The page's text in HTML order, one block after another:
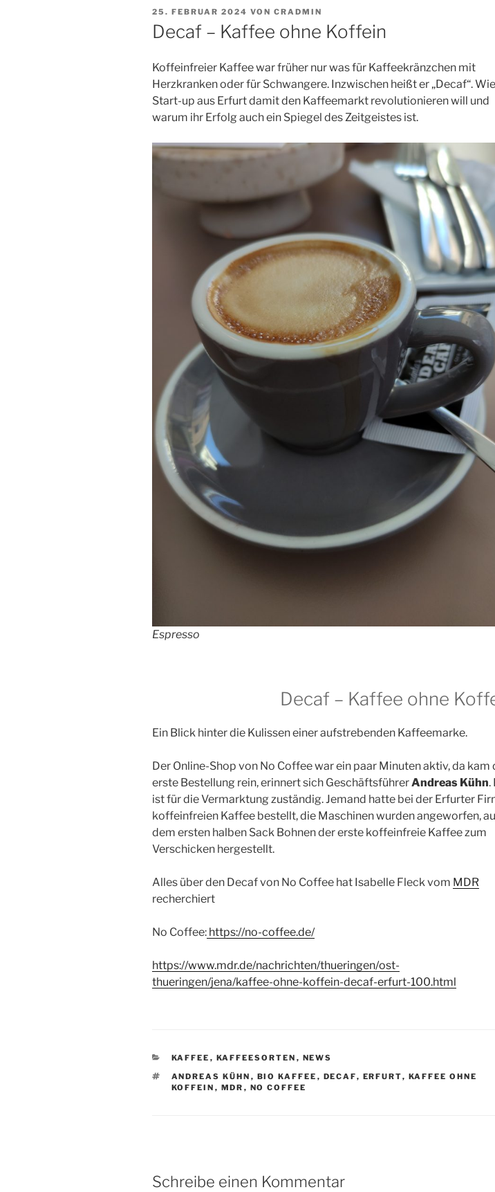
VERÖFFENTLICHT
AM
25. FEBRUAR 2024 VON CRADMIN
Decaf – Kaffee ohne Koffein
Koffeinfreier Kaffee war früher nur was für Kaffeekränzchen mit
Herzkranken oder für Schwangere. Inzwischen heißt er „Decaf“.
Start-up aus Erfurt damit den Kaffeemarkt revolutionieren will und
warum ihr Erfolg auch ein Spiegel des Zeitgeistes ist.
Espresso
Decaf – Kaffee ohne
Ein Blick hinter die Kulissen einer aufstrebenden Kaffeemarke.
Der Online-Shop von No Coffee war ein paar Minuten aktiv, da kam
erste Bestellung rein, erinnert sich GeschäftsführerAndreas Kühn.
ist für die Vermarktung zuständig. Jemand hatte bei der Erfurter
koffeinfreien Kaffee bestellt, die Maschinen wurden angeworfen,
dem ersten halben Sack Bohnen der erste koffeinfreie Kaffee zum
Verschicken hergestellt.
Alles über den Decaf von No Coffee hat Isabelle Fleck vom MDR
recherchiert
No Coffee: https://no-coffee.de/
https://www.mdr.de/nachrichten/thueringen/ost-
thueringen/jena/kaffee-ohne-koffein-decaf-erfurt-100.html
KATEGORIEN
KAFFEE , KAFFEESORTEN , NEWS
SCHLAGWÖRTER
ANDREAS KÜHN , BIO KAFFEE , DECAF, ERFURT, KAFFEE OHNE
KOFFEIN , MDR , NO COFFEE
Schreibe einen Kommentar